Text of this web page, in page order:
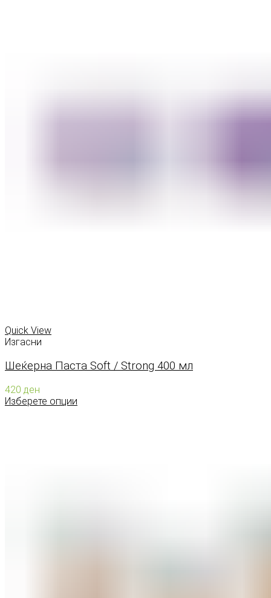
Quick View
Изгасни
Шеќерна Паста Soft / Strong 400 мл
420 ден
Изберете опции